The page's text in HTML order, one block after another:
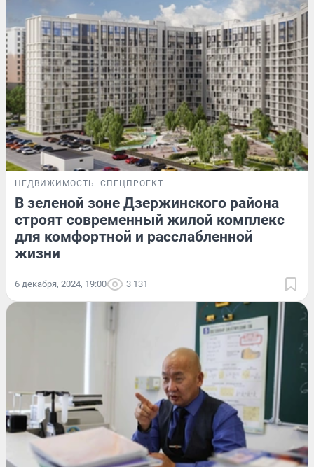
НЕДВИЖИМОСТЬ СПЕЦПРОЕКТ
В зеленой зоне Дзержинского района
строят современный жилой комплекс
для комфортной и расслабленной
жизни
6 декабря, 2024, 19:00 3 131